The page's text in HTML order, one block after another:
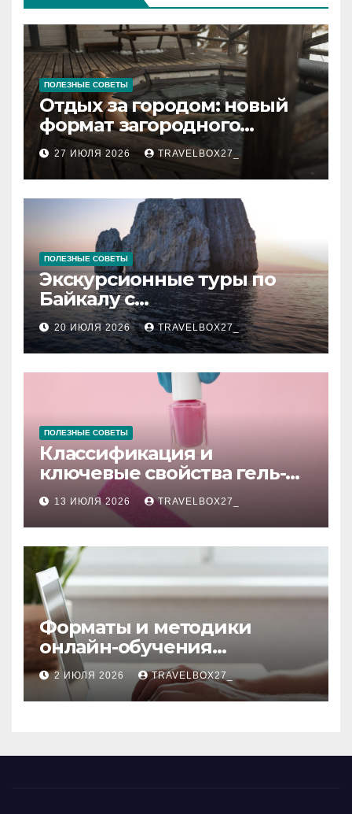
ПОЛЕЗНЫЕ СОВЕТЫ
Отдых за городом: новый
формат загородного
релакса
27 ИЮЛЯ 2026 TRAVELBOX27_
ПОЛЕЗНЫЕ СОВЕТЫ
Экскурсионные туры по
Байкалу с
предоставлением техники
в аренду
20 ИЮЛЯ 2026 TRAVELBOX27_
ПОЛЕЗНЫЕ СОВЕТЫ
Классификация и
ключевые свойства гель-
лаков для ногтей
13 ИЮЛЯ 2026 TRAVELBOX27_
Форматы и методики
онлайн-обучения
современным профессиям
2 ИЮЛЯ 2026 TRAVELBOX27_